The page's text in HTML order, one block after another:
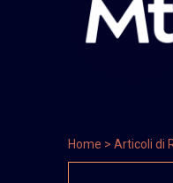
Home > Articoli di